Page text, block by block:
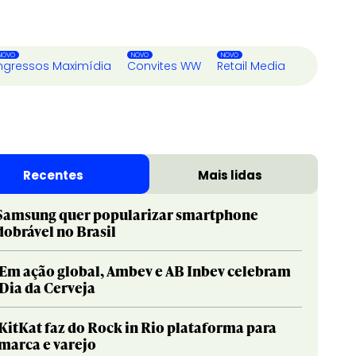
Maximídia Convites WW Retail Media
Recentes Mais lidas
quer popularizar smartphone
no Brasil
ação global, Ambev e AB Inbev celebram
da Cerveja
faz do Rock in Rio plataforma para
e varejo